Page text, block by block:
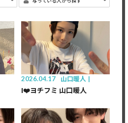
2026.04.17 山口暖人
I❤️ヨチフミ 山口暖人